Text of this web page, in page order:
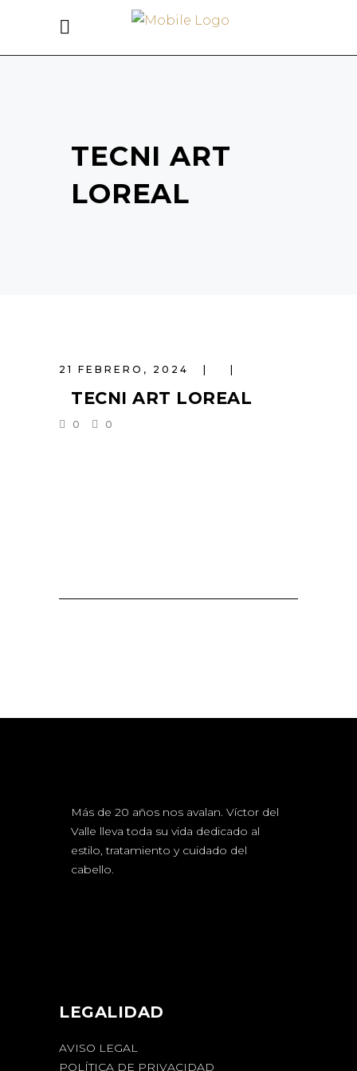
TECNI ART
LOREAL
21 FEBRERO, 2024
TECNI ART LOREAL
0 0
Más de 20 años nos avalan. Víctor del
Valle lleva toda su vida dedicado al
estilo, tratamiento y cuidado del
cabello.
LEGALIDAD
AVISO LEGAL
POLÍTICA DE PRIVACIDAD